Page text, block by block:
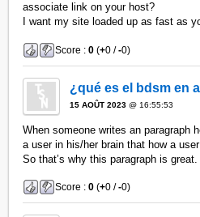
associate link on your host?
I want my site loaded up as fast as
Score :0 (+0 /-0)
¿qué es el bdsm en
15 AOÛT 2023 @ 16:55:53
When someone writes an paragraph
a user in his/her brain that how a
So that’s why this paragraph is
Score :0 (+0 /-0)